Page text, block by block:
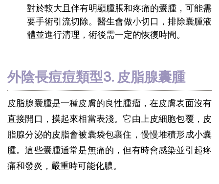
對於較大且伴有明顯腫脹和疼痛的囊腫，可能需
要手術引流切除。醫生會做小切口，排除囊腫液
體並進行清理，術後需一定的恢復時間。
外陰長痘痘類型3. 皮脂腺囊腫
皮脂腺囊腫是一種皮膚的良性腫瘤，在皮膚表面沒有
直接開口，摸起來相當表淺。它由上皮細胞包覆，皮
脂腺分泌的皮脂會被囊袋包裹住，慢慢堆積形成小囊
腫。這些囊腫通常是無痛的，但有時會感染並引起疼
痛和發炎，嚴重時可能化膿。